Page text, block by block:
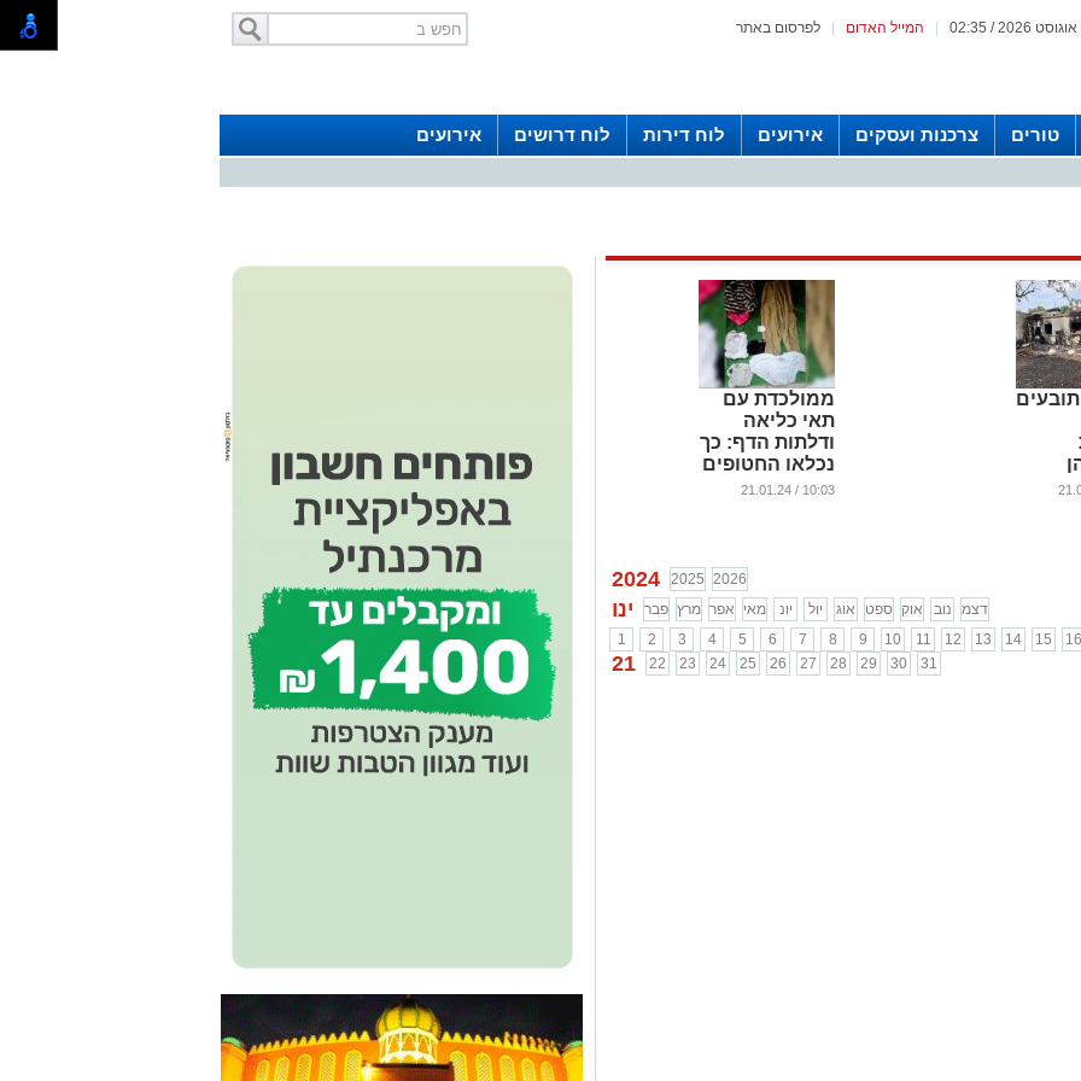
לפרסום באתר המייל האדום
טורים צרכנות ועסקים אירועים לוח דירות לוח דרושים אירועים
נחטפו
ממולכדת עם
תאי כליאה
ודלתות הדף: כך
נכלאו החטופים
בעומק האדמה
10:03 / 21.01.24
2024 2025 2026
ינו פבר מרץ אפר מאי יונ יול אוג ספט אוק נוב
דצמ
1
2 3 4 5 6 7 8 9 10 11 12 13 14 15 16
21 22 23 24 25 26 27 28 29 30 31